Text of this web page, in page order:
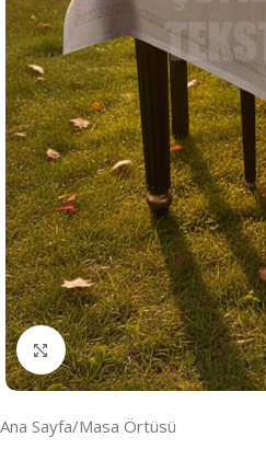
Resmi Büyüt
Ana Sayfa/Masa Örtüsü